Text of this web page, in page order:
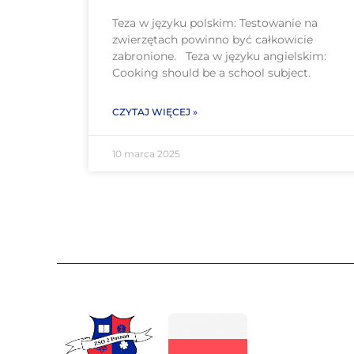
Teza w języku polskim: Testowanie na
zwierzętach powinno być całkowicie
zabronione. Teza w języku angielskim:
Cooking should be a school subject.
CZYTAJ WIĘCEJ »
10 marca 2025